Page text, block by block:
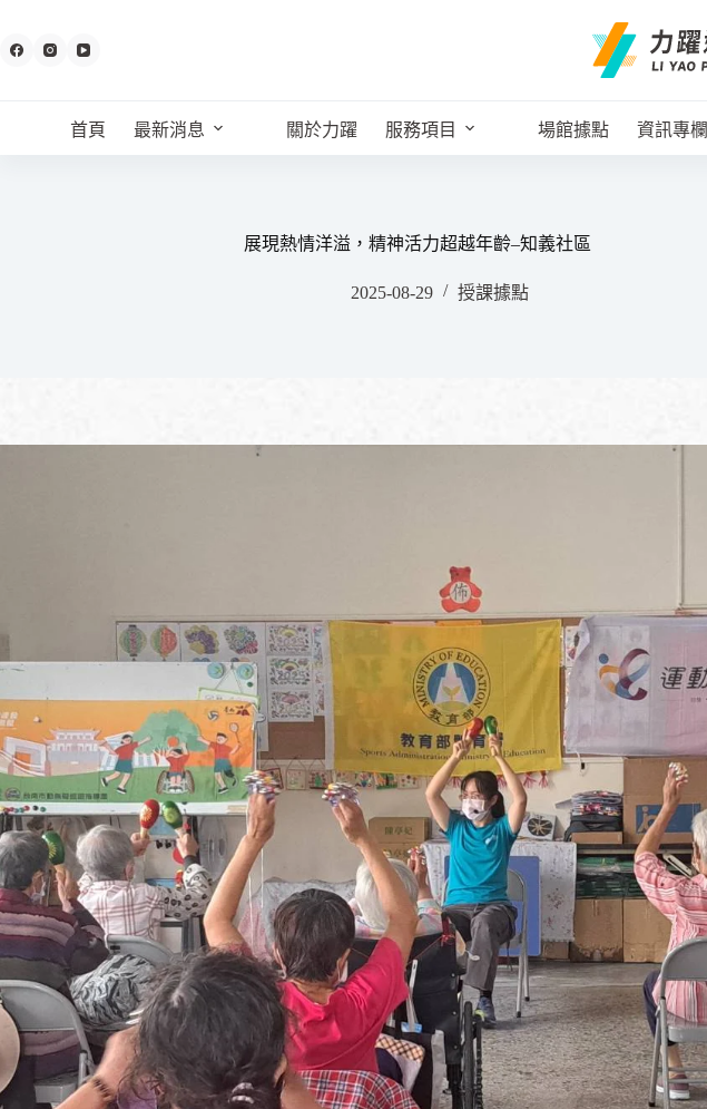
至
首頁 最新消息 關於力躍 服務項目 場館據點 資訊專欄
展現熱情洋溢，精神活力超越年齡–知義社區
2025-08-29 授課據點